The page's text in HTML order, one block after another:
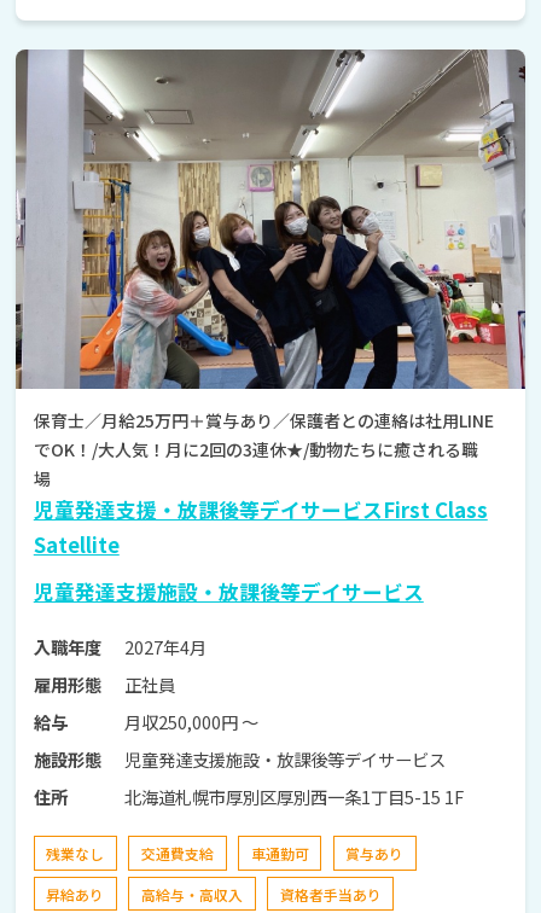
保育士／月給25万円＋賞与あり／保護者との連絡は社用LINE
でOK！/大人気！月に2回の3連休★/動物たちに癒される職
場
児童発達支援・放課後等デイサービスFirst Class
Satellite
児童発達支援施設・放課後等デイサービス
入職年度
2027年4月
雇用形態
正社員
給与
月収250,000円 〜
施設形態
児童発達支援施設・放課後等デイサービス
住所
北海道札幌市厚別区厚別西一条1丁目5-15 1F
残業なし 交通費支給 車通勤可
賞与あり
昇給あり
高給与・高収入 資格者手当あり